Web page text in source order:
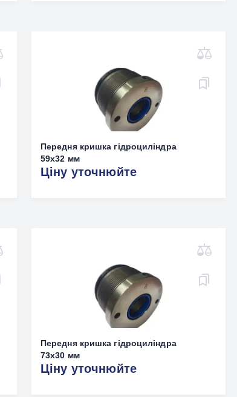
Передня кришка гідроциліндра
59х32 мм
Ціну уточнюйте
Передня кришка гідроциліндра
73x30 мм
Ціну уточнюйте